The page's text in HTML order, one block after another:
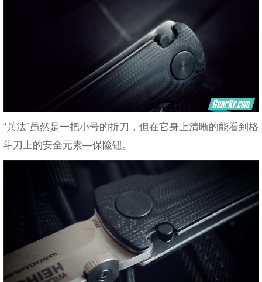
“兵法”虽然是一把小号的折刀，但在它身上清晰的能看到格
斗刀上的安全元素—保险钮。